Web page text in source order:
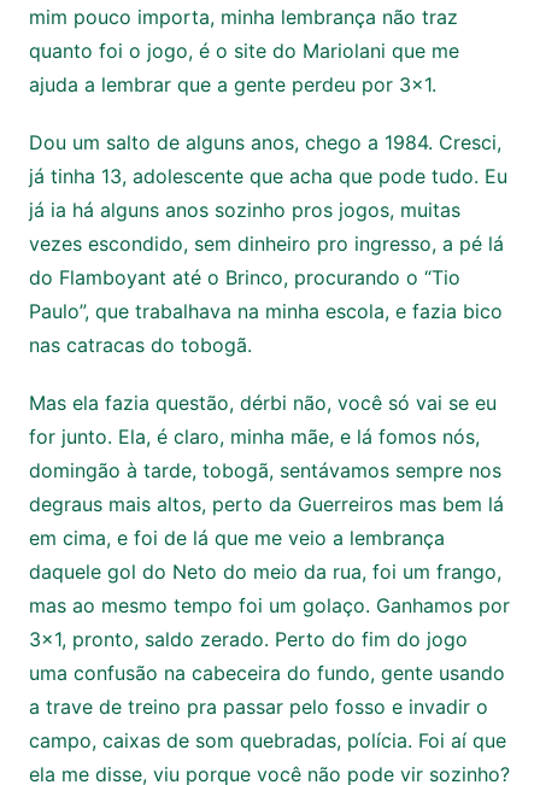
mim pouco importa, minha lembrança não traz
quanto foi o jogo, é o site do Mariolani que me
ajuda a lembrar que a gente perdeu por 3×1.
Dou um salto de alguns anos, chego a 1984. Cresci,
já tinha 13, adolescente que acha que pode tudo. Eu
já ia há alguns anos sozinho pros jogos, muitas
vezes escondido, sem dinheiro pro ingresso, a pé lá
do Flamboyant até o Brinco, procurando o “Tio
Paulo”, que trabalhava na minha escola, e fazia bico
nas catracas do tobogã.
Mas ela fazia questão, dérbi não, você só vai se eu
for junto. Ela, é claro, minha mãe, e lá fomos nós,
domingão à tarde, tobogã, sentávamos sempre nos
degraus mais altos, perto da Guerreiros mas bem lá
em cima, e foi de lá que me veio a lembrança
daquele gol do Neto do meio da rua, foi um frango,
mas ao mesmo tempo foi um golaço. Ganhamos por
3×1, pronto, saldo zerado. Perto do fim do jogo
uma confusão na cabeceira do fundo, gente usando
a trave de treino pra passar pelo fosso e invadir o
campo, caixas de som quebradas, polícia. Foi aí que
ela me disse, viu porque você não pode vir sozinho?